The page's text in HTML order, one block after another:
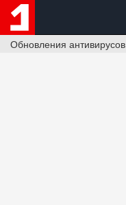
Обновления антивирусов